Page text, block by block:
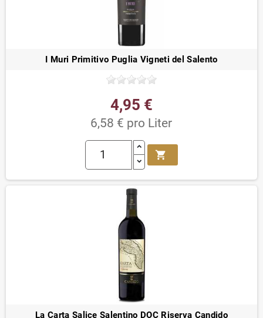
I Muri Primitivo Puglia Vigneti del Salento
4,95 €
6,58 € pro Liter
shopping_cart
La Carta Salice Salentino DOC Riserva Candido